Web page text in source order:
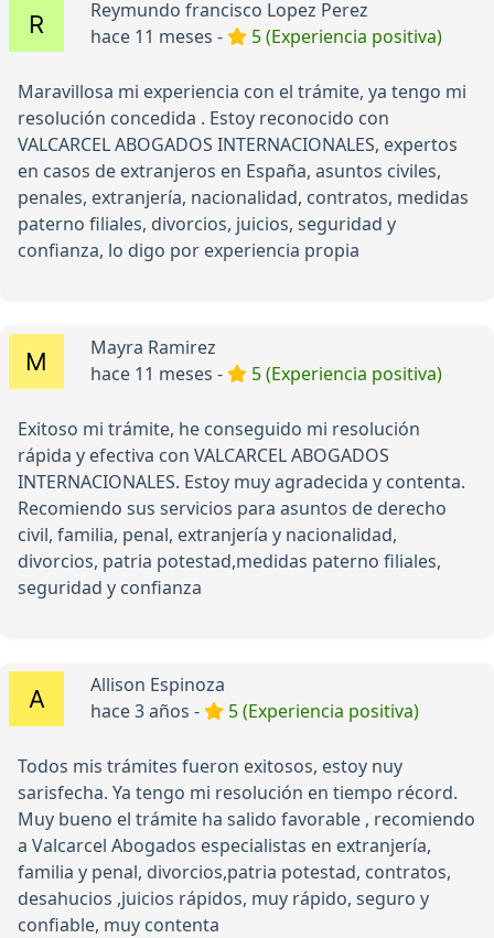
Reymundo francisco Lopez Perez
hace 11 meses -
5 (Experiencia positiva)
Maravillosa mi experiencia con el trámite, ya tengo mi
resolución concedida . Estoy reconocido con
VALCARCEL ABOGADOS INTERNACIONALES, expertos
en casos de extranjeros en España, asuntos civiles,
penales, extranjería, nacionalidad, contratos, medidas
paterno filiales, divorcios, juicios, seguridad y
confianza, lo digo por experiencia propia
Mayra Ramirez
hace 11 meses -
5 (Experiencia positiva)
Exitoso mi trámite, he conseguido mi resolución
rápida y efectiva con VALCARCEL ABOGADOS
INTERNACIONALES. Estoy muy agradecida y contenta.
Recomiendo sus servicios para asuntos de derecho
civil, familia, penal, extranjería y nacionalidad,
divorcios, patria potestad,medidas paterno filiales,
seguridad y confianza
Allison Espinoza
hace 3 años -
5 (Experiencia positiva)
Todos mis trámites fueron exitosos, estoy nuy
sarisfecha. Ya tengo mi resolución en tiempo récord.
Muy bueno el trámite ha salido favorable , recomiendo
a Valcarcel Abogados especialistas en extranjería,
familia y penal, divorcios,patria potestad, contratos,
desahucios ,juicios rápidos, muy rápido, seguro y
confiable, muy contenta